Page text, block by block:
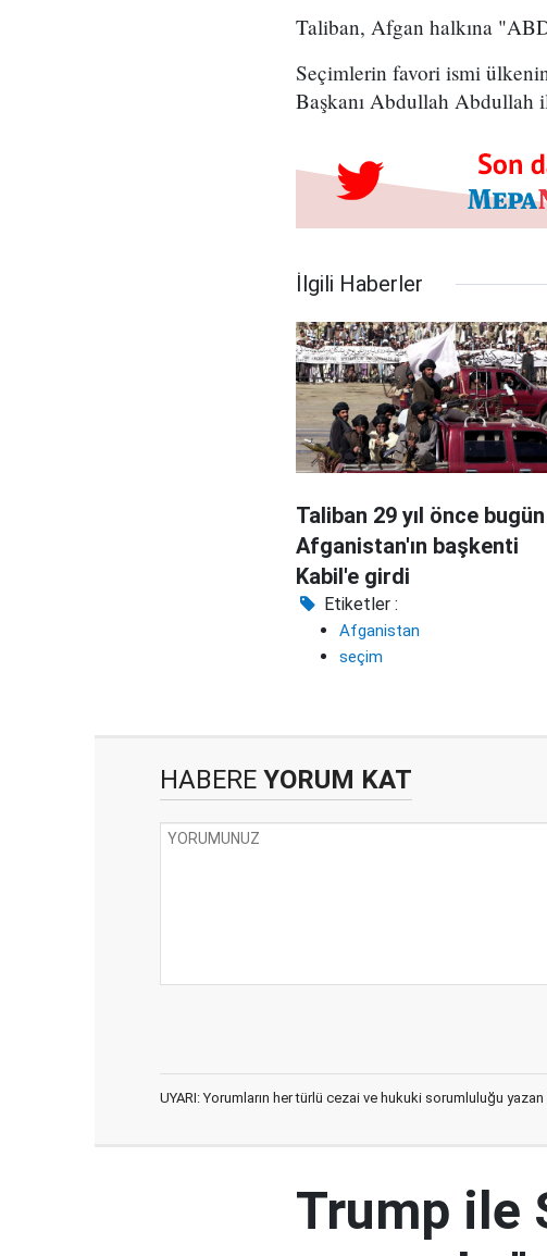
Taliban, Afgan halkına "ABD
Seçimlerin favori ismi
Başkanı Abdullah Abdullah
İlgili Haberler
Taliban 29 yıl önce bugün
Afganistan'ın başkenti
Kabil'e girdi
Etiketler :
Afganistan
seçim
HABERE YORUM KAT
UYARI: Yorumların her türlü cezai ve hukuki sorumluluğu
Trump ile